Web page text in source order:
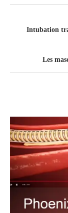
Intubation
Les